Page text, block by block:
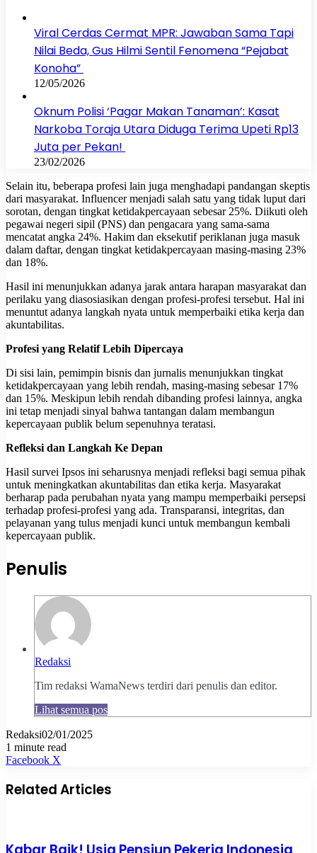
Viral Cerdas Cermat MPR: Jawaban Sama Tapi
Nilai Beda, Gus Hilmi Sentil Fenomena “Pejabat
Konoha”
12/05/2026
Oknum Polisi ‘Pagar Makan Tanaman’: Kasat
Narkoba Toraja Utara Diduga Terima Upeti Rp13
Juta per Pekan!
23/02/2026
Selain itu, beberapa profesi lain juga menghadapi pandangan skeptis
dari masyarakat. Influencer menjadi salah satu yang tidak luput dari
sorotan, dengan tingkat ketidakpercayaan sebesar 25%. Diikuti oleh
pegawai negeri sipil (PNS) dan pengacara yang sama-sama
mencatat angka 24%. Hakim dan eksekutif periklanan juga masuk
dalam daftar, dengan tingkat ketidakpercayaan masing-masing 23%
dan 18%.
Hasil ini menunjukkan adanya jarak antara harapan masyarakat dan
perilaku yang diasosiasikan dengan profesi-profesi tersebut. Hal ini
menuntut adanya langkah nyata untuk memperbaiki etika kerja dan
akuntabilitas.
Profesi yang Relatif Lebih Dipercaya
Di sisi lain, pemimpin bisnis dan jurnalis menunjukkan tingkat
ketidakpercayaan yang lebih rendah, masing-masing sebesar 17%
dan 15%. Meskipun lebih rendah dibanding profesi lainnya, angka
ini tetap menjadi sinyal bahwa tantangan dalam membangun
kepercayaan publik belum sepenuhnya teratasi.
Refleksi dan Langkah Ke Depan
Hasil survei Ipsos ini seharusnya menjadi refleksi bagi semua pihak
untuk meningkatkan akuntabilitas dan etika kerja. Masyarakat
berharap pada perubahan nyata yang mampu memperbaiki persepsi
terhadap profesi-profesi yang ada. Transparansi, integritas, dan
pelayanan yang tulus menjadi kunci untuk membangun kembali
kepercayaan publik.
Penulis
Redaksi
Tim redaksi WamaNews terdiri dari penulis dan editor.
Lihat semua pos
Redaksi02/01/2025
1 minute read
Facebook X
Email
Related Articles